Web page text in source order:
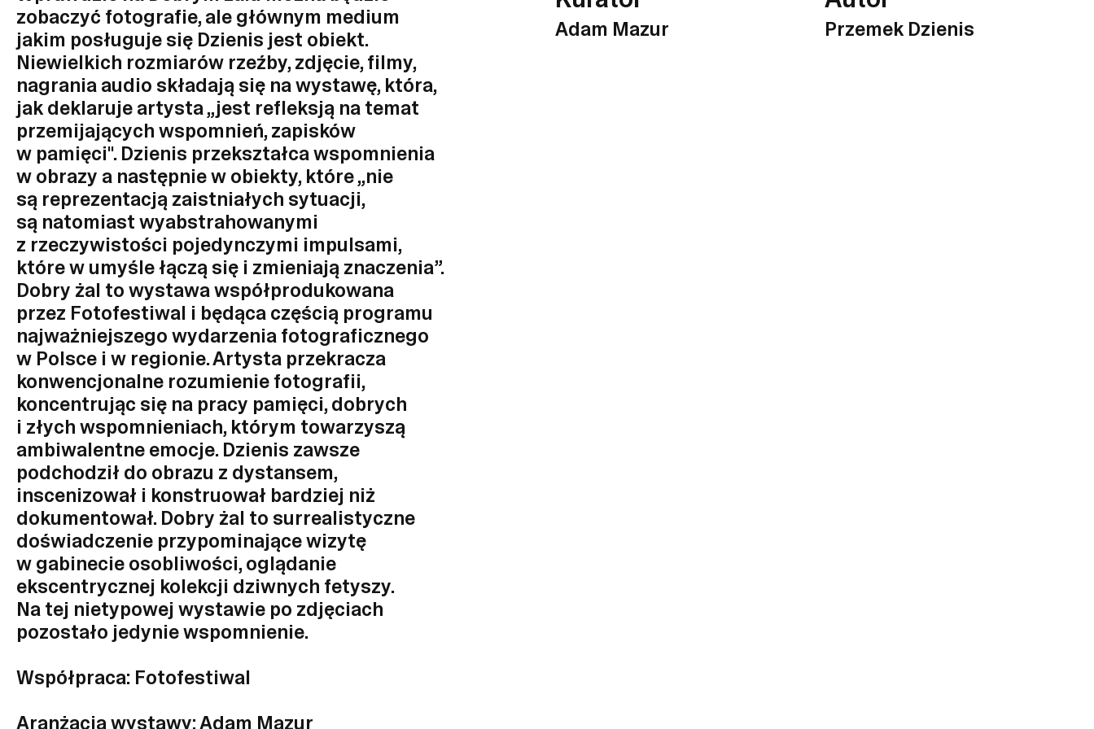
zobaczyć fotografie, ale głównym medium
jakim posługuje się Dzienis jest obiekt.
Niewielkich rozmiarów rzeźby, zdjęcie, filmy,
nagrania audio składają się na wystawę, która,
jak deklaruje artysta „jest refleksją na temat
przemijających wspomnień, zapisków
w pamięci". Dzienis przekształca wspomnienia
w obrazy a następnie w obiekty, które „nie
są reprezentacją zaistniałych sytuacji,
są natomiast wyabstrahowanymi
z rzeczywistości pojedynczymi impulsami,
które w umyśle łączą się i zmieniają znaczenia”.
Dobry żal to wystawa współprodukowana
przez Fotofestiwal i będąca częścią programu
najważniejszego wydarzenia fotograficznego
w Polsce i w regionie. Artysta przekracza
konwencjonalne rozumienie fotografii,
koncentrując się na pracy pamięci, dobrych
i złych wspomnieniach, którym towarzyszą
ambiwalentne emocje. Dzienis zawsze
podchodził do obrazu z dystansem,
inscenizował i konstruował bardziej niż
dokumentował. Dobry żal to surrealistyczne
doświadczenie przypominające wizytę
w gabinecie osobliwości, oglądanie
ekscentrycznej kolekcji dziwnych fetyszy.
Na tej nietypowej wystawie po zdjęciach
pozostało jedynie wspomnienie.
Współpraca: Fotofestiwal
Aranżacja wystawy: Adam Mazur
Adam Mazur Przemek Dzienis